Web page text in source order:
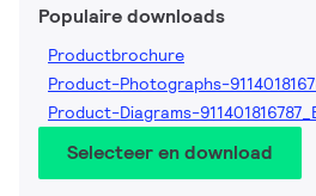
Populaire downloads
Productbrochure
Product-Photographs-
Product-Diagrams-
Selecteer en download